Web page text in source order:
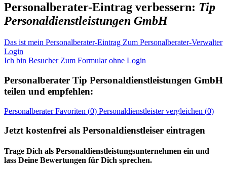
Personalberater-Eintrag verbessern: Tip
Personaldienstleistungen GmbH
Das ist mein Personalberater-Eintrag Zum Personalberater-Verwalter
Login
Ich bin Besucher Zum Formular ohne Login
Personalberater Tip Personaldienstleistungen GmbH
teilen und empfehlen:
PersonalberaterFavoriten (0) Personaldienstleistervergleichen (0)
Jetzt kostenfrei als Personaldienstleiser eintragen
Trage Dich als Personaldienstleistungsunternehmen ein und
lass Deine Bewertungen für Dich sprechen.